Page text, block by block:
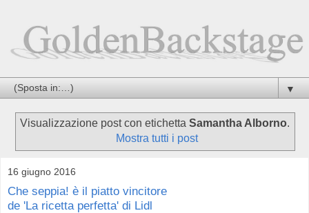
▼
Visualizzazione post con etichetta Samantha Alborno.
Mostra tutti i post
16 giugno 2016
Che seppia! è il piatto vincitore
de 'La ricetta perfetta' di Lidl